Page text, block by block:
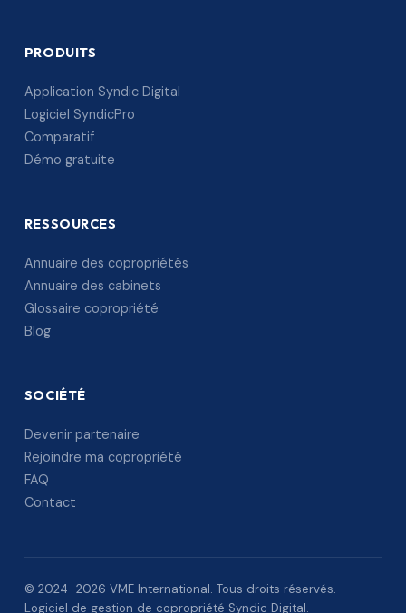
PRODUITS
Application Syndic Digital
Logiciel SyndicPro
Comparatif
Démo gratuite
RESSOURCES
Annuaire des copropriétés
Annuaire des cabinets
Glossaire copropriété
Blog
SOCIÉTÉ
Devenir partenaire
Rejoindre ma copropriété
FAQ
Contact
© 2024–2026 VME International. Tous droits réservés.
Logiciel de gestion de copropriété Syndic Digital.